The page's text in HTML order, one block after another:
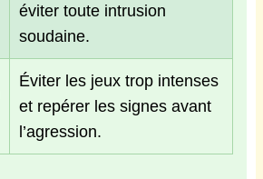
éviter toute intrusion
soudaine.
Éviter les jeux trop intenses
et repérer les signes avant
l’agression.